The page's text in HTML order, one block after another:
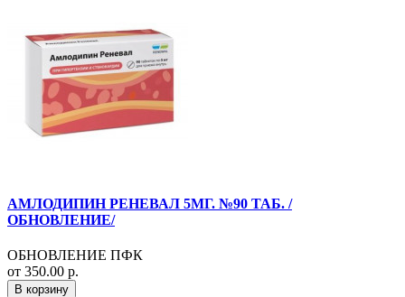
АМЛОДИПИН РЕНЕВАЛ 5МГ. №90 ТАБ. /
ОБНОВЛЕНИЕ/
ОБНОВЛЕНИЕ ПФК
от 350.00 р.
В корзину